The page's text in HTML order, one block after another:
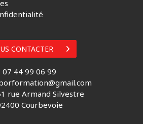
CONTACTER
07 44 99 06 99
rue Armand Silvestre
Courbevoie